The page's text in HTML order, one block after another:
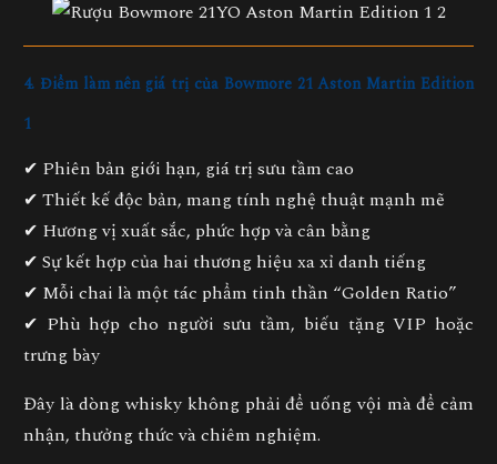
4. Điểm làm nên giá trị của Bowmore 21 Aston Martin Edition
1
✔ Phiên bản giới hạn, giá trị sưu tầm cao
✔ Thiết kế độc bản, mang tính nghệ thuật mạnh mẽ
✔ Hương vị xuất sắc, phức hợp và cân bằng
✔ Sự kết hợp của hai thương hiệu xa xỉ danh tiếng
✔ Mỗi chai là một tác phẩm tinh thần “Golden Ratio”
✔ Phù hợp cho người sưu tầm, biếu tặng VIP hoặc
trưng bày
Đây là dòng whisky không phải để uống vội mà để cảm
nhận, thưởng thức và chiêm nghiệm.